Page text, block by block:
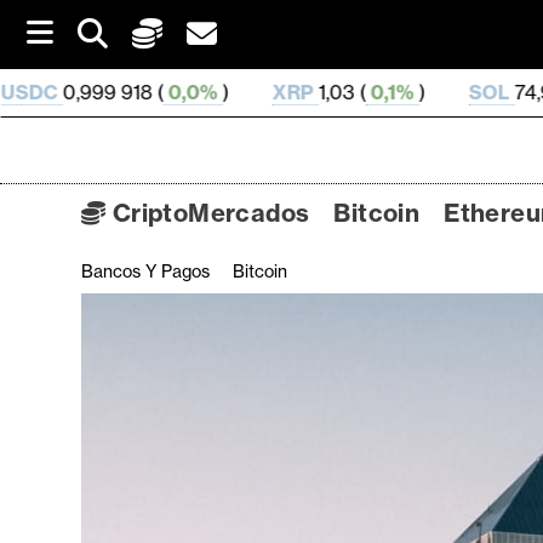
i
p
t
) XRP1,03 (0,1% SOL74,91 (1,89% )
C
CriptoMercados Bitcoin
Bancos Y Pagos Bitcoin